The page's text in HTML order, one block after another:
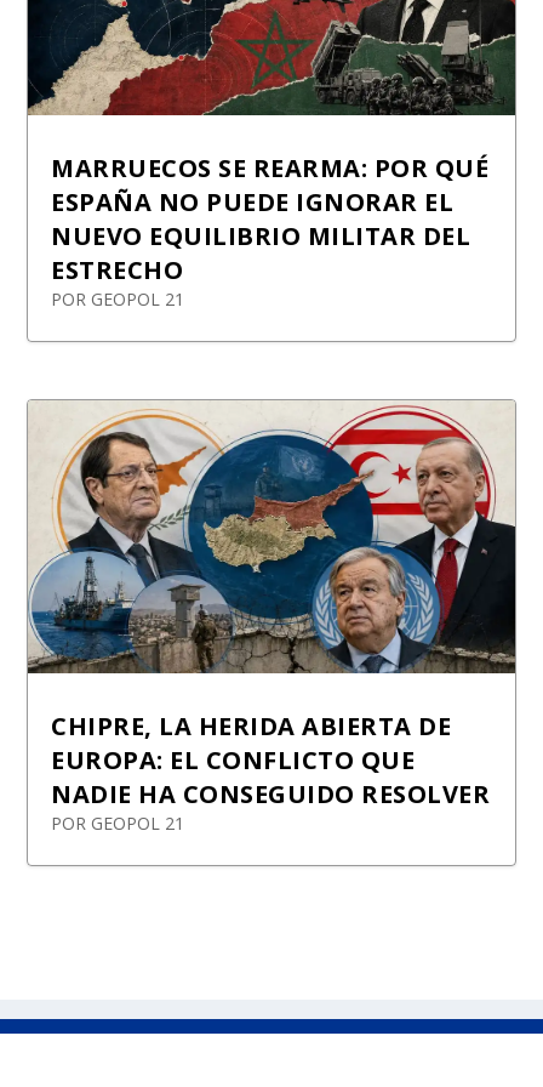
MARRUECOS SE REARMA: POR QUÉ
ESPAÑA NO PUEDE IGNORAR EL
NUEVO EQUILIBRIO MILITAR DEL
ESTRECHO
POR GEOPOL 21
CHIPRE, LA HERIDA ABIERTA DE
EUROPA: EL CONFLICTO QUE
NADIE HA CONSEGUIDO RESOLVER
POR GEOPOL 21